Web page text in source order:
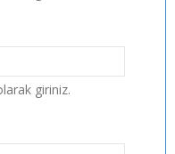
giriniz.